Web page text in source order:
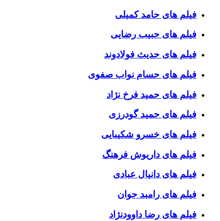
فیلم های حامد کمیلی
فیلم های حبیب رضایی
فیلم های حدیث فولادوند
فیلم های حسام نواب صفوی
فیلم های حمید فرخ نژاد
فیلم های حمید گودرزی
فیلم های خسرو شکیبایی
فیلم های داریوش فرهنگ
فیلم های دانیال عبادی
فیلم های رامبد جوان
فیلم های رضا داوودنژاد